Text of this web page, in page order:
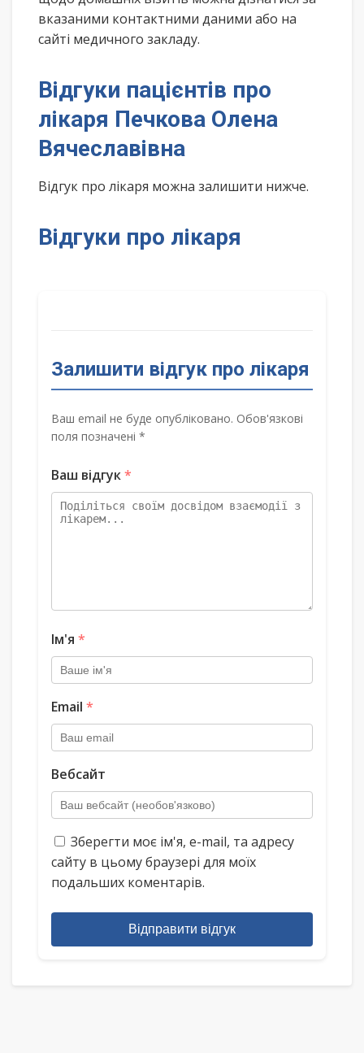
вказаними контактними даними або на
сайті медичного закладу.
Відгуки пацієнтів про
лікаря Печкова Олена
Вячеславівна
Відгук про лікаря можна залишити нижче.
Відгуки про лікаря
Залишити відгук про лікаря
Ваш email не буде опубліковано. Обов'язкові
поля позначені *
Ваш відгук*
Ім'я *
Email *
Вебсайт
Зберегти моє ім'я, e-mail, та адресу
сайту в цьому браузері для моїх
подальших коментарів.
Відправити відгук